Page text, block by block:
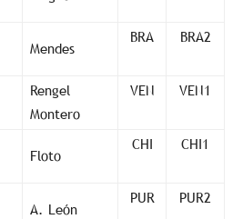
Mendes
BRA BRA2
Rengel
Montero
VEN VEN1
Floto
CHI CHI1
A. León
PUR PUR2